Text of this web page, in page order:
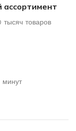
ассортимент
тысяч товаров
минут